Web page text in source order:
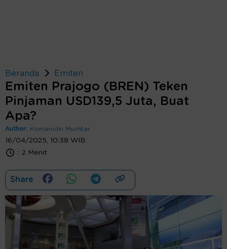
Beranda Emiten
Emiten Prajogo (BREN) Teken
Pinjaman USD139,5 Juta, Buat
Apa?
Author: Komarudin Muchtar
16/04/2025, 10:38 WIB
: 2 Menit
Share